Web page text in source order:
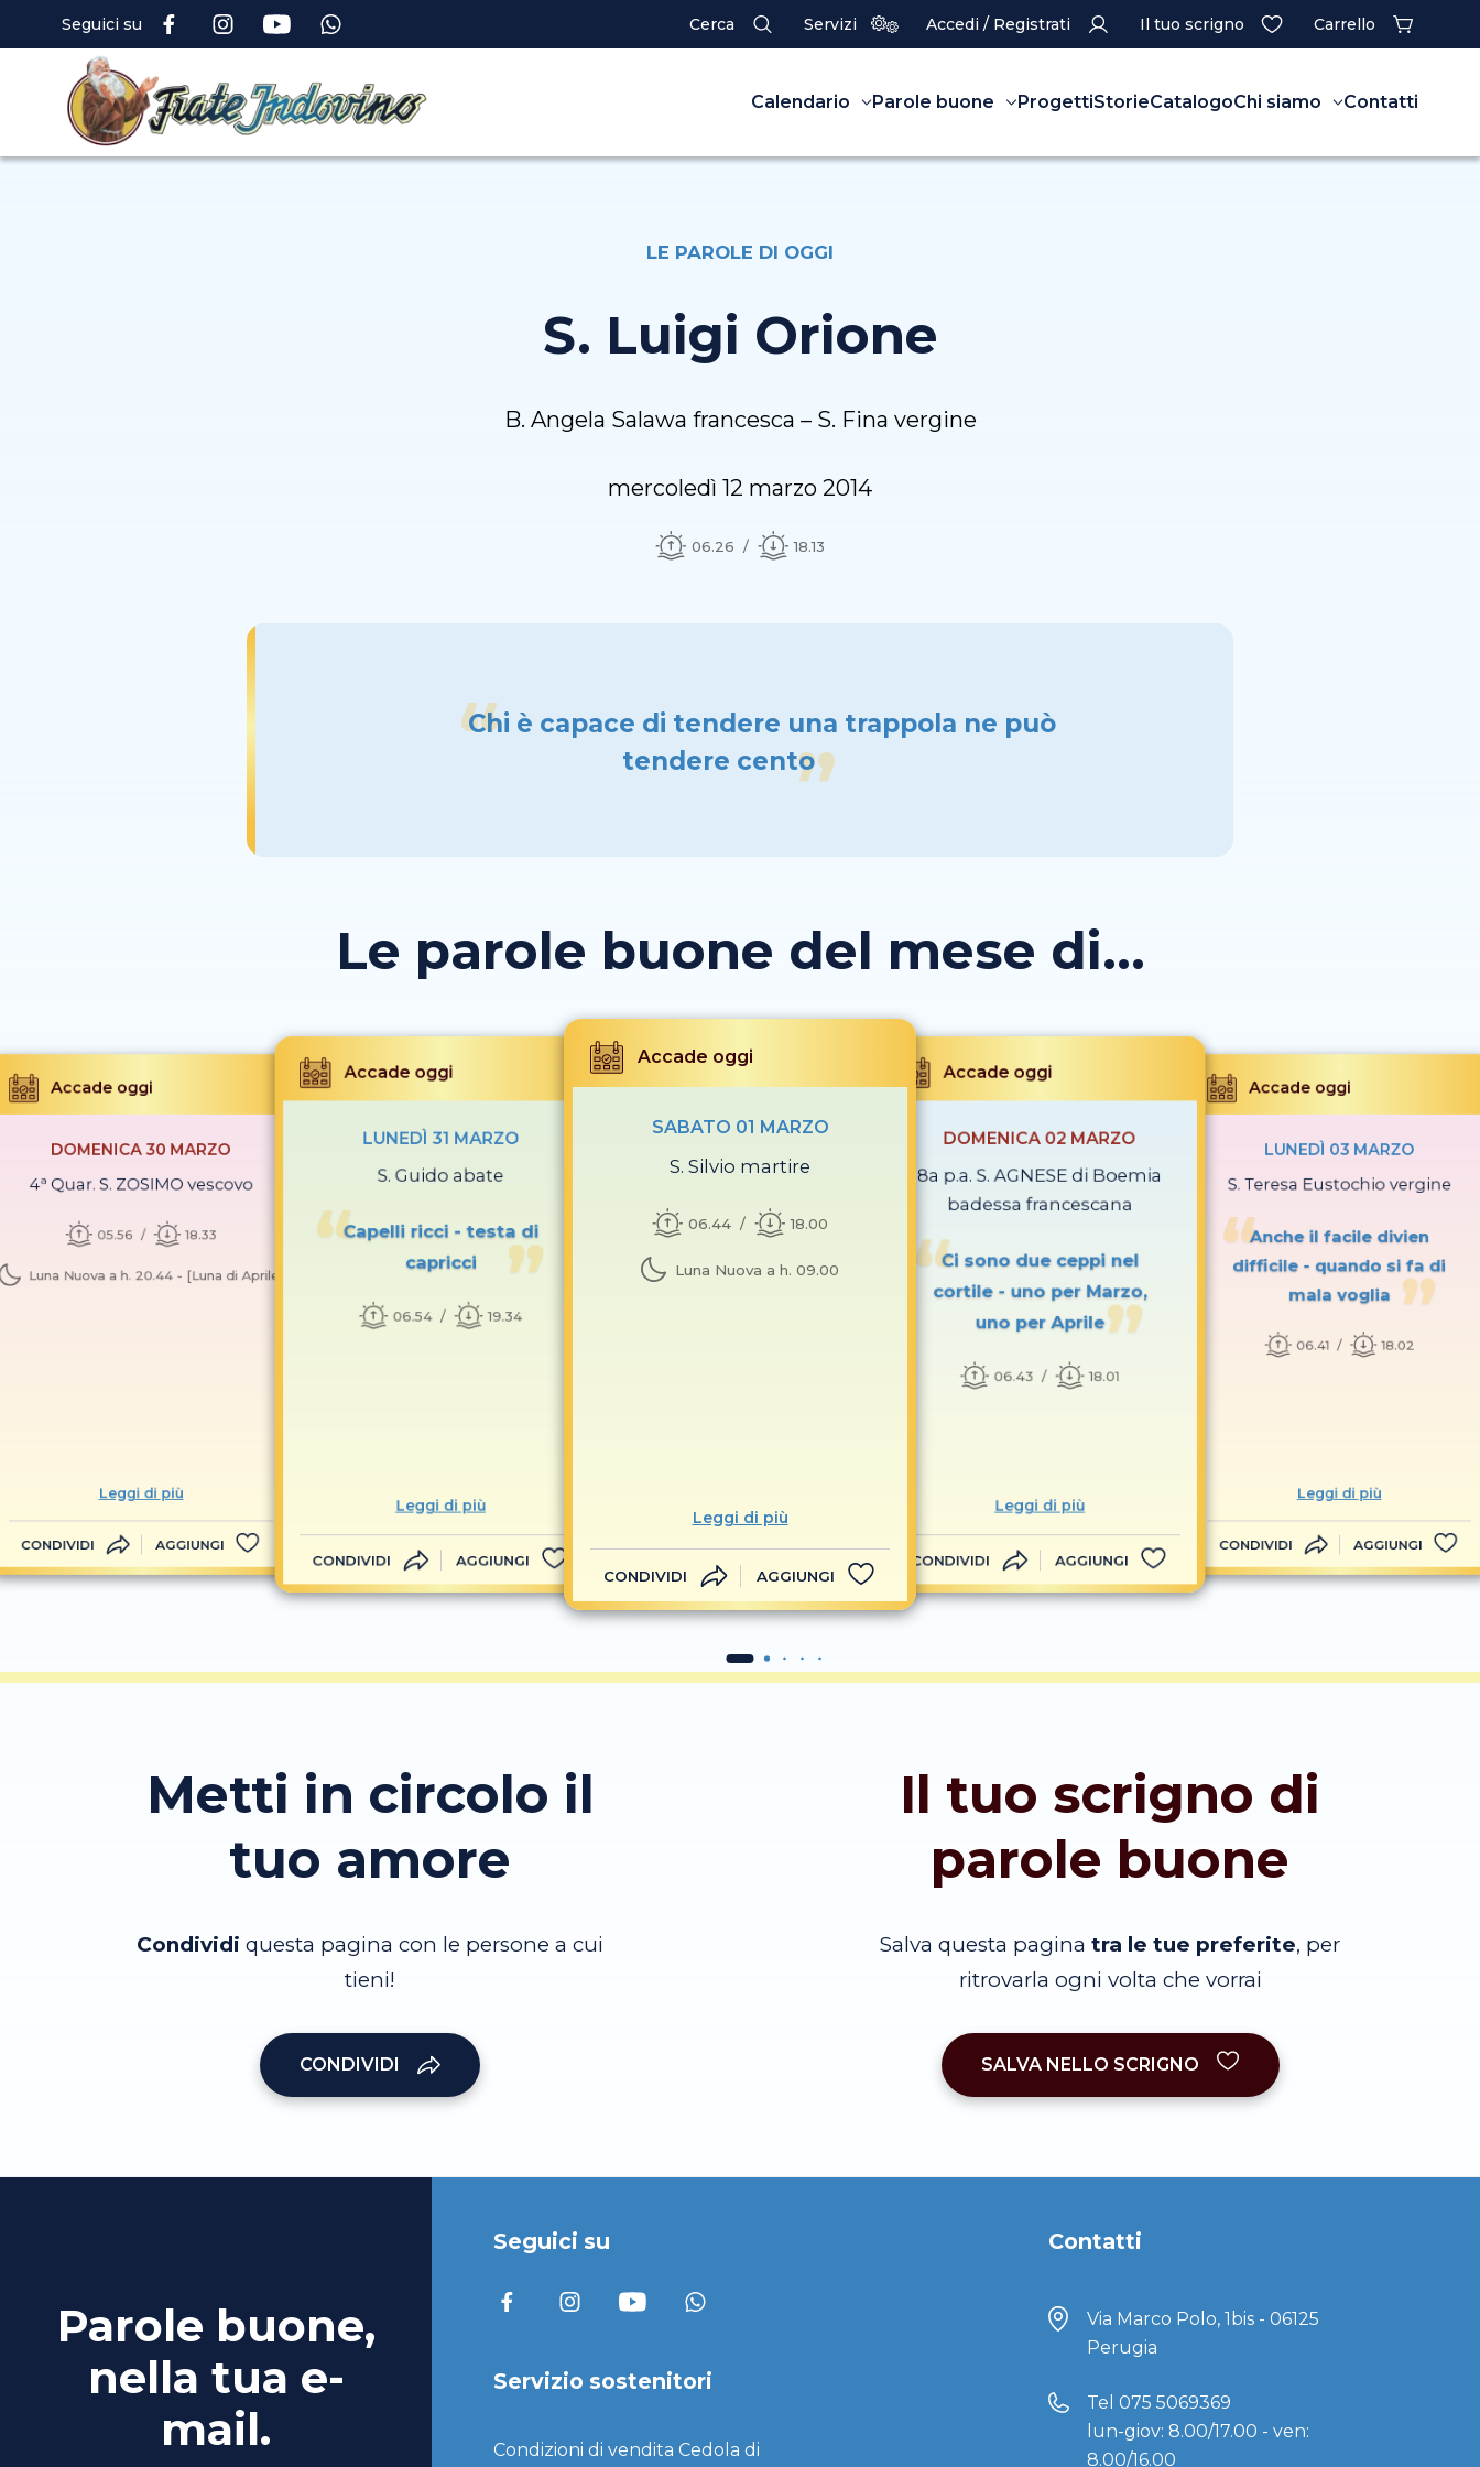
Seguici su Cerca Servizi Accedi / Registrati Il tuo scrigno Carrello
Calendario Parole buone ProgettiStorieCatalogoChi siamo Contatti
LE PAROLE DI OGGI
S. Luigi Orione
B. Angela Salawa francesca – S. Fina vergine
mercoledì 12 marzo 2014
06.26 18.13
Chi è capace di tendere una trappola ne può
tendere cento
Le parole buone del mese di...
Accade oggi
DOMENICA 30 MARZO
4ª Quar. S. ZOSIMO vescovo
05.56 18.33
Luna Nuova a h. 20.44 - [Luna di Aprile]
Leggi di più
CONDIVIDI AGGIUNGI
Accade oggi
LUNEDÌ 31 MARZO
S. Guido abate
Capelli ricci - testa di
capricci
06.54 19.34
Leggi di più
CONDIVIDI AGGIUNGI
Accade oggi
SABATO 01 MARZO
S. Silvio martire
06.44 18.00
Luna Nuova a h. 09.00
Leggi di più
CONDIVIDI AGGIUNGI
Accade oggi
DOMENICA 02 MARZO
8a p.a. S. AGNESE di Boemia
badessa francescana
Ci sono due ceppi nel
cortile - uno per Marzo,
uno per Aprile
06.43 18.01
Leggi di più
CONDIVIDI AGGIUNGI
Accade oggi
LUNEDÌ 03 MARZO
S. Teresa Eustochio vergine
Anche il facile divien
difficile - quando si fa di
mala voglia
06.41 18.02
Leggi di più
CONDIVIDI AGGIUNGI
Metti in circolo il
tuo amore
Condividi questa pagina con le persone a cui
tieni!
CONDIVIDI
Il tuo scrigno di
parole buone
Salva questa pagina tra le tue preferite, per
ritrovarla ogni volta che vorrai
SALVA NELLO SCRIGNO
Parole buone,
nella tua e-
mail.
Seguici su
Servizio sostenitori
Condizioni di vendita Cedola di
Contatti
Via Marco Polo, 1bis - 06125
Perugia
Tel 075 5069369
lun-giov: 8.00/17.00 - ven:
8.00/16.00